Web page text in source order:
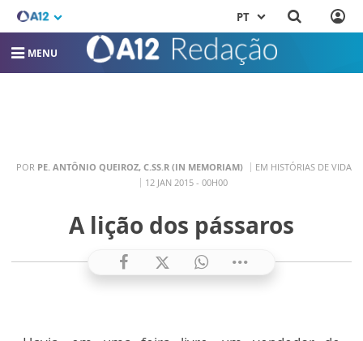
PT
MENU
POR PE. ANTÔNIO QUEIROZ, C.SS.R (IN MEMORIAM)
EM HISTÓRIAS DE VIDA
12 JAN 2015 - 00H00
A lição dos pássaros